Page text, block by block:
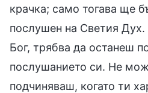
крачка; само тогава ще
послушен на Светия
Бог, трябва да останеш
послушанието си. Не
подчиняваш, когато ти